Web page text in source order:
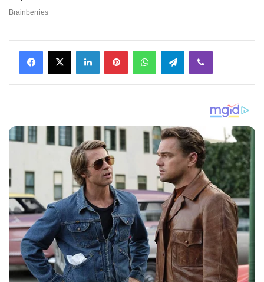
Facebook
X LinkedInPinterestWhatsAppTelegramViber